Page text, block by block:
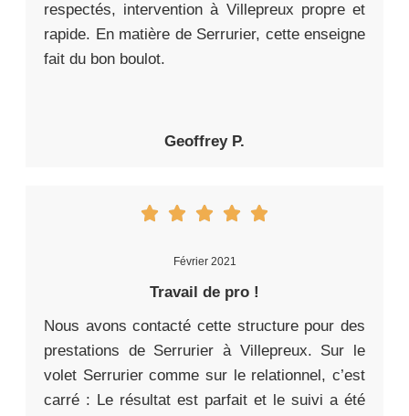
respectés, intervention à Villepreux propre et
rapide. En matière de Serrurier, cette enseigne
fait du bon boulot.
Geoffrey P.
Février 2021
Travail de pro !
Nous avons contacté cette structure pour des
prestations de Serrurier à Villepreux. Sur le
volet Serrurier comme sur le relationnel, c’est
carré : Le résultat est parfait et le suivi a été